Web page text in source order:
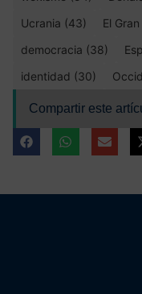
Ucrania (43)
El
democracia (38)
identidad (30)
Compartir este